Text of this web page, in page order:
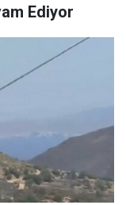
Ediyor